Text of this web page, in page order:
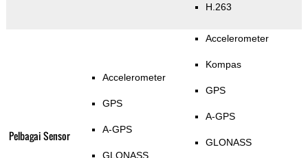
H.263
Pelbagai Sensor
Accelerometer
GPS
A-GPS
GLONASS
Accelerometer
Kompas
GPS
A-GPS
GLONASS